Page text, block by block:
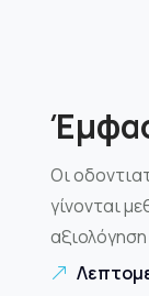
Οι
γίνονται